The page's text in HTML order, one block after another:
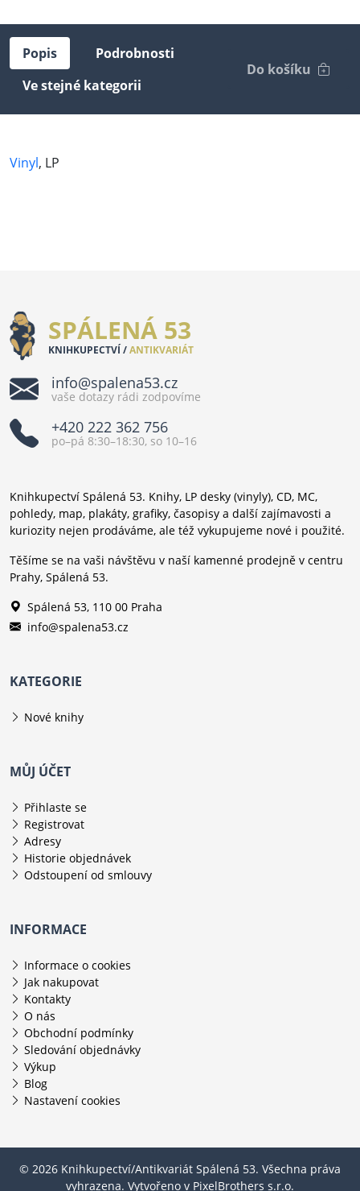
Popis
Podrobnosti
Ve stejné kategorii
Do košíku
Vinyl, LP
SPÁLENÁ 53
KNIHKUPECTVÍ /ANTIKVARIÁT
info@spalena53.cz
vaše dotazy rádi zodpovíme
+420 222 362 756
po–pá 8:30–18:30, so 10–16
Knihkupectví Spálená 53. Knihy, LP desky (vinyly), CD, MC,
pohledy, map, plakáty, grafiky, časopisy a další zajímavosti a
kuriozity nejen prodáváme, ale též vykupujeme nové i použité.
Těšíme se na vaši návštěvu v naší kamenné prodejně v centru
Prahy, Spálená 53.
Spálená 53, 110 00 Praha
info@spalena53.cz
KATEGORIE
Nové knihy
MŮJ ÚČET
Přihlaste se
Registrovat
Adresy
Historie objednávek
Odstoupení od smlouvy
INFORMACE
Informace o cookies
Jak nakupovat
Kontakty
O nás
Obchodní podmínky
Sledování objednávky
Výkup
Blog
Nastavení cookies
© 2026 Knihkupectví/Antikvariát Spálená 53. Všechna práva
vyhrazena. Vytvořeno v PixelBrothers s.r.o.